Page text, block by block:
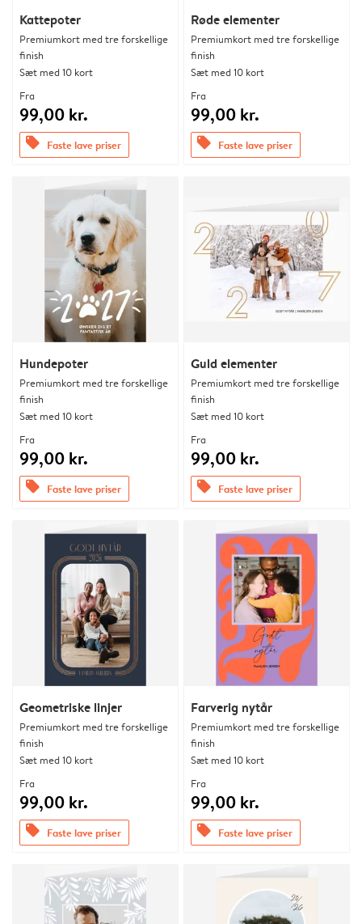
Kattepoter
Premiumkort med tre forskellige
finish
Sæt med 10 kort
Fra
99,00 kr.
offers Faste lave priser
Røde elementer
Premiumkort med tre forskellige
finish
Sæt med 10 kort
Fra
99,00 kr.
offers Faste lave priser
Hundepoter
Premiumkort med tre forskellige
finish
Sæt med 10 kort
Fra
99,00 kr.
offers Faste lave priser
Guld elementer
Premiumkort med tre forskellige
finish
Sæt med 10 kort
Fra
99,00 kr.
offers Faste lave priser
Geometriske linjer
Premiumkort med tre forskellige
finish
Sæt med 10 kort
Fra
99,00 kr.
offers Faste lave priser
Farverig nytår
Premiumkort med tre forskellige
finish
Sæt med 10 kort
Fra
99,00 kr.
offers Faste lave priser